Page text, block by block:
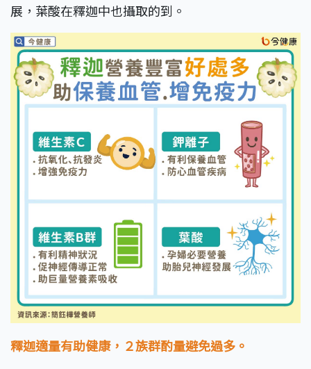
展，葉酸在釋迦中也攝取的到。
釋迦適量有助健康，２族群酌量避免過多。